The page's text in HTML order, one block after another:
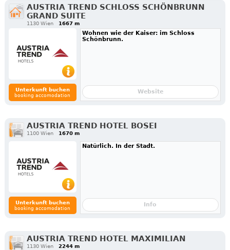
AUSTRIA TREND SCHLOSS SCHÖNBRUNN
GRAND SUITE
1130 Wien 1667 m
Unterkunft buchen
booking accomodation
Wohnen wie der Kaiser: im Schloss
Schönbrunn.
Website
AUSTRIA TREND HOTEL BOSEI
1100 Wien 1670 m
Unterkunft buchen
booking accomodation
Natürlich. In der Stadt.
Info
AUSTRIA TREND HOTEL MAXIMILIAN
1130 Wien 2244 m